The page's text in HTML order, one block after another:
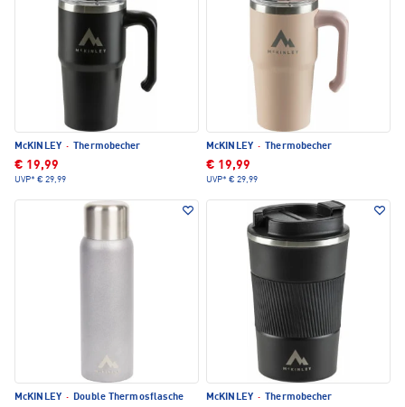
McKINLEY · Thermobecher
€ 19,99
UVP* € 29,99
McKINLEY · Thermobecher
€ 19,99
UVP* € 29,99
McKINLEY · Double Thermosflasche McKINLEY · Thermobecher